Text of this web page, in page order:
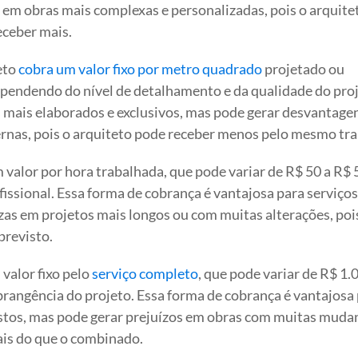
obras mais complexas e personalizadas, pois o
mais.
cobra um valor fixo por metro quadradoprojetado ou
do nível de detalhamento e da qualidade do
elaborados e exclusivos, mas pode gerar
pois o arquiteto pode receber menos pelo mesmo
valor por hora trabalhada, que pode variar de R$ 50 a R$
Essa forma de cobrança é vantajosa para serviços
em projetos mais longos ou com muitas alterações,
valor fixo peloserviço completo, que pode variar de R$
do projeto. Essa forma de cobrança é vantajosa
mas pode gerar prejuízos em obras com muitas
do que o combinado.